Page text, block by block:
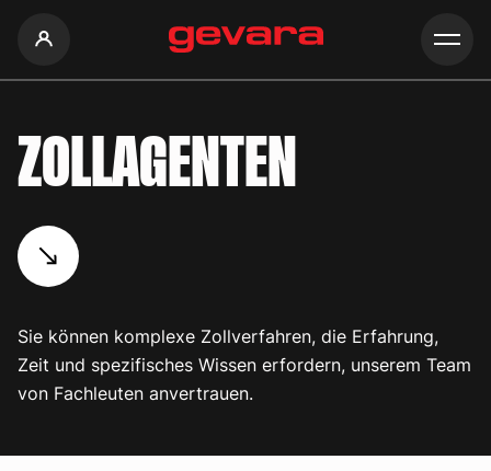
ZOLLAGENTEN
Sie können komplexe Zollverfahren, die Erfahrung,
Zeit und spezifisches Wissen erfordern, unserem Team
von Fachleuten anvertrauen.